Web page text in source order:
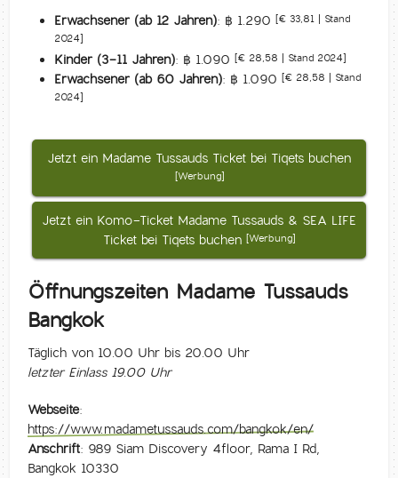
Erwachsener (ab 12 Jahren): ฿ 1.290 [€ 33,81 | Stand
2024]
Kinder (3-11 Jahren): ฿ 1.090 [€ 28,58 | Stand 2024]
Erwachsener (ab 60 Jahren): ฿ 1.090 [€ 28,58 | Stand
2024]
Jetzt ein Madame Tussauds Ticket bei Tiqets buchen
[Werbung]
Jetzt ein Komo-Ticket Madame Tussauds & SEA LIFE
Ticket bei Tiqets buchen
[Werbung]
Öffnungszeiten Madame Tussauds
Bangkok
Täglich von 10.00 Uhr bis 20.00 Uhr
letzter Einlass 19.00 Uhr
Webseite:
https://www.madametussauds.com/bangkok/en/
Anschrift: 989 Siam Discovery 4floor, Rama I Rd,
Bangkok 10330